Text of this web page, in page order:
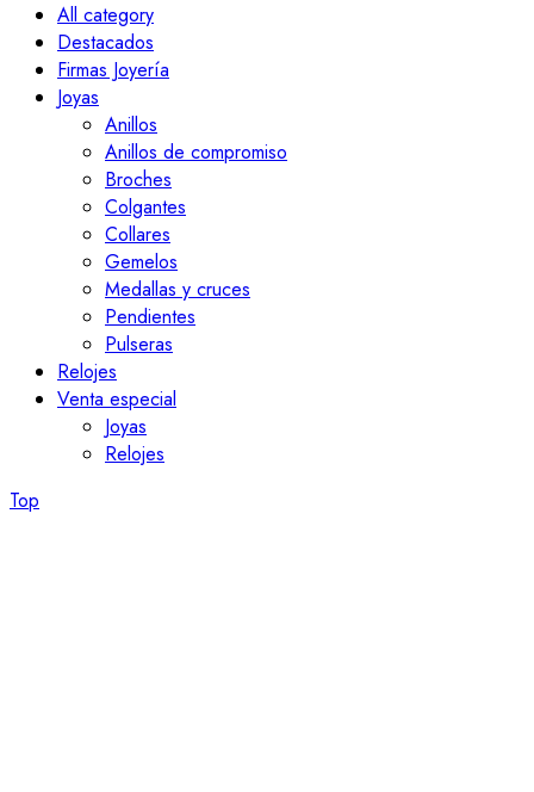
All category
Destacados
Firmas Joyería
Joyas
Anillos
Anillos de compromiso
Broches
Colgantes
Collares
Gemelos
Medallas y cruces
Pendientes
Pulseras
Relojes
Venta especial
Joyas
Relojes
Top